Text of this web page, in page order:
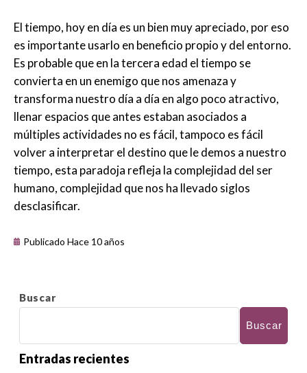
El tiempo, hoy en día es un bien muy apreciado, por eso
es importante usarlo en beneficio propio y del entorno.
Es probable que en la tercera edad el tiempo se
convierta en un enemigo que nos amenaza y
transforma nuestro día a día en algo poco atractivo,
llenar espacios que antes estaban asociados a
múltiples actividades no es fácil, tampoco es fácil
volver a interpretar el destino que le demos a nuestro
tiempo, esta paradoja refleja la complejidad del ser
humano, complejidad que nos ha llevado siglos
desclasificar.
Publicado Hace 10 años
Buscar
Buscar
Entradas recientes